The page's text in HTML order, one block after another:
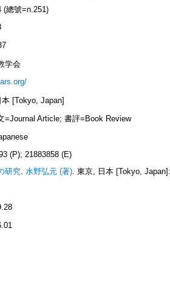
(總號=n.251)
学会
[Tokyo, Japan]
=Journal Article; 書評=Book Review
(P); 21883858 (E)
研究. 水野弘元 (著). 東京, 日本 [Tokyo,